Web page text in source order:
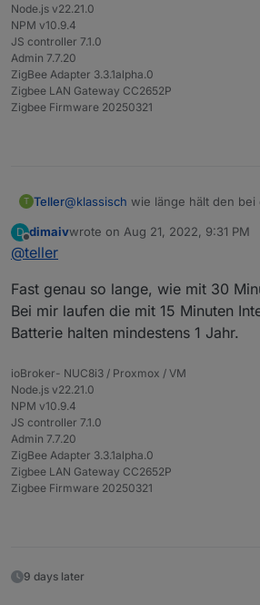
Node.js v22.21.0
NPM v10.9.4
JS controller 7.1.0
Admin 7.7.20
ZigBee Adapter 3.3.1alpha.0
Zigbee LAN Gateway CC2652P
Zigbee Firmware 20250321
T Teller@klassisch wie länge hält den
D
Offline
dimaivwrote on Aug 21, 2022, 9:31 PM
last edited by
@teller
Fast genau so lange, wie mit 30
Bei mir laufen die mit 15 Minuten
Batterie halten mindestens 1 Jahr.
ioBroker- NUC8i3 / Proxmox / VM
Node.js v22.21.0
NPM v10.9.4
JS controller 7.1.0
Admin 7.7.20
ZigBee Adapter 3.3.1alpha.0
Zigbee LAN Gateway CC2652P
Zigbee Firmware 20250321
9 days later